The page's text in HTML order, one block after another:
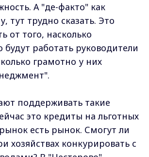
А "де-факто" как
тут трудно сказать. Это
от того, насколько
будут работать руководители
грамотно у них
поддерживать такие
это кредиты на льготных
есть рынок. Смогут ли
хозяйствах конкурировать с